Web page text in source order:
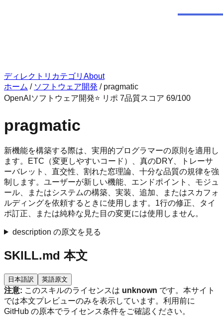
ディレクトリ カテゴリ About
ホーム / ソフトウェア開発 / pragmatic
OpenAI ソフトウェア開発⭐ リポ 7品質スコア 69/100
pragmatic
新機能を構築する際は、実用的プログラマーの原則を適用し
ます。ETC（変更しやすいコード）、真のDRY、トレーサ
ーバレット、直交性、割れた窓理論、十分な品質の規律を強
制します。ユーザーが新しい機能、エンドポイント、モジュ
ール、またはシステムの構築、実装、追加、またはスカフォ
ルディングを依頼するときに使用します。1行の修正、タイ
ポ訂正、または純粋な見た目の変更には使用しません。
description の原文を見る
SKILL.md 本文
日本語訳 英語原文
注意: このスキルのライセンスは unknown です。本サイト
では本文プレビューのみを表示しています。利用前に
GitHub の原本でライセンス条件をご確認ください。